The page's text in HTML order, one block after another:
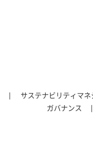
サステナビリティマネ
ガバナンス